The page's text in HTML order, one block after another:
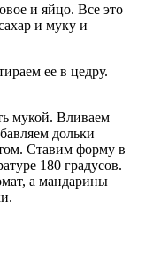
и яйцо. Все это
и муку и
ее в цедру.
мукой. Вливаем
дольки
Ставим форму в
180 градусов.
а мандарины